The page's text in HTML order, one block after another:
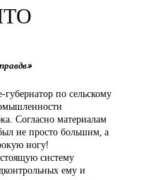
по сельскому
Согласно материалам
не просто большим, а
ногу!
систему
ему и